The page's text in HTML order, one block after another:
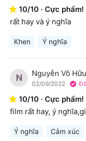
10/10 · Cực phẩm!
rất hay và ý nghĩa
Khen Ý nghĩa
N Nguyễn Võ
02/09/2022
10/10 · Cực phẩm!
film rất hay, ý
Ý nghĩa Cảm xúc